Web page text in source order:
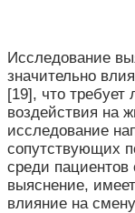
Исследование
значительно
[19], что требует
воздействия на
исследование
сопутствующих
среди
выяснение,
влияние на